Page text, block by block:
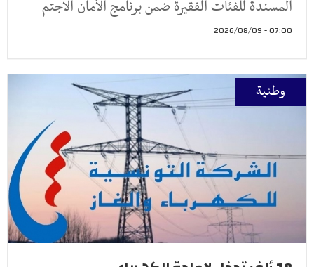
المسندة للفئات الفقيرة ضمن برنامج الأمان الاجتم
07:00 - 2026/08/09
وطنية